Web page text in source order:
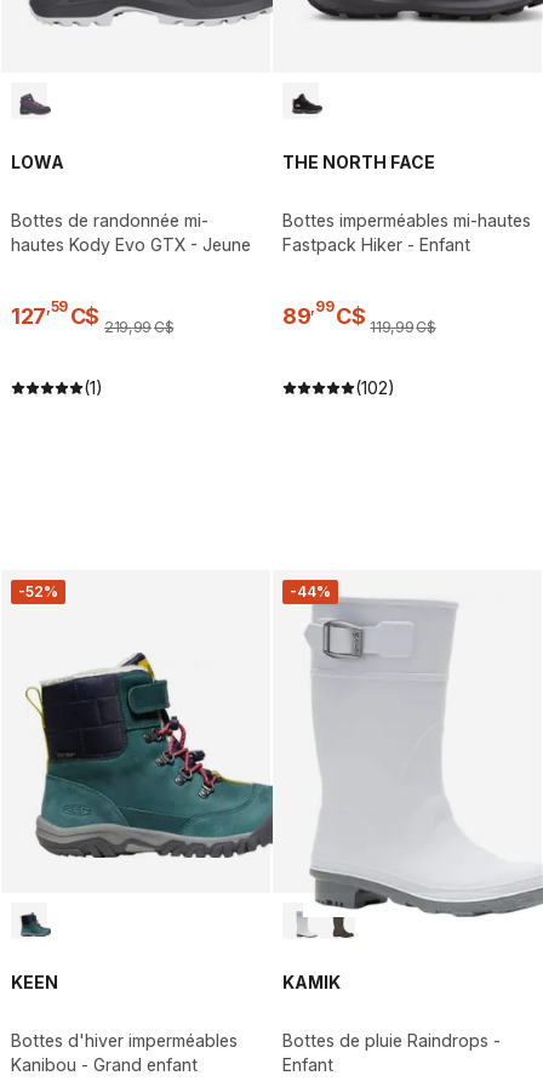
LOWA
Bottes de randonnée mi-
hautes Kody Evo GTX - Jeune
127 59 C$ 219,99C$
(1)
THE NORTH FACE
Bottes imperméables mi-hautes
Fastpack Hiker - Enfant
89 99C$ 119,99C$
(102)
-52%
KEEN
Bottes d'hiver imperméables
Kanibou - Grand enfant
-44%
KAMIK
Bottes de pluie Raindrops -
Enfant